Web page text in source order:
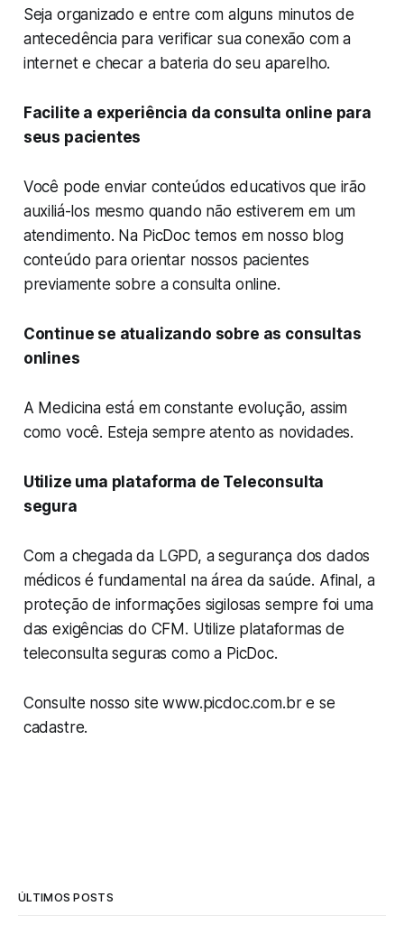
Seja organizado e entre com alguns minutos de
antecedência para verificar sua conexão com a
internet e checar a bateria do seu aparelho.
Facilite a experiência da consulta online para
seus pacientes
Você pode enviar conteúdos educativos que irão
auxiliá-los mesmo quando não estiverem em um
atendimento. Na PicDoc temos em nosso blog
conteúdo para orientar nossos pacientes
previamente sobre a consulta online.
Continue se atualizando sobre as consultas
onlines
A Medicina está em constante evolução, assim
como você. Esteja sempre atento as novidades.
Utilize uma plataforma de Teleconsulta
segura
Com a chegada da LGPD, a segurança dos dados
médicos é fundamental na área da saúde. Afinal, a
proteção de informações sigilosas sempre foi uma
das exigências do CFM. Utilize plataformas de
teleconsulta seguras como a PicDoc.
Consulte nosso site www.picdoc.com.br e se
cadastre.
ÚLTIMOS POSTS